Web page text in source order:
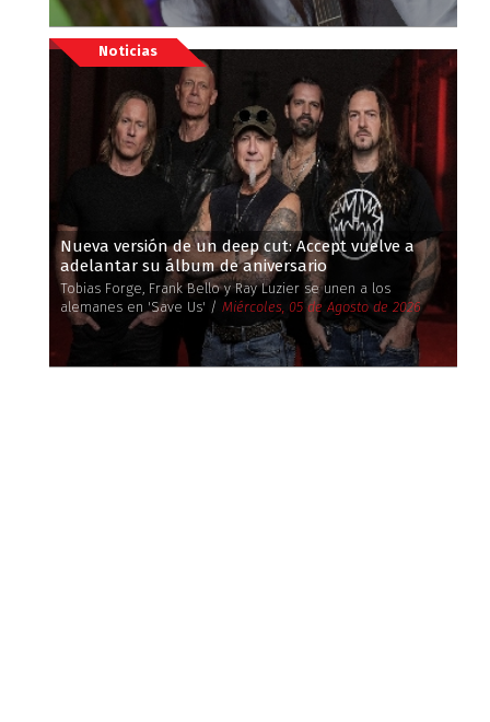
Noticias
Nueva versión de un deep cut: Accept vuelve a
adelantar su álbum de aniversario
Tobias Forge, Frank Bello y Ray Luzier se unen a los
alemanes en 'Save Us' / Miércoles, 05 de Agosto de 2026